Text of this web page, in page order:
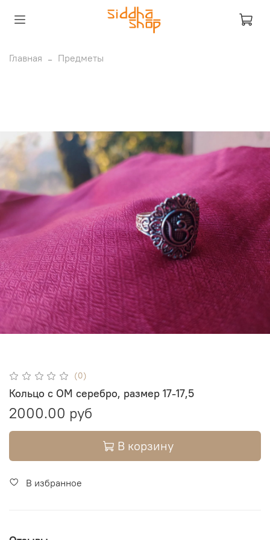
Главная Предметы
(0)
Кольцо с ОМ серебро, размер 17-17,5
2000.00 руб
В корзину
В избранное